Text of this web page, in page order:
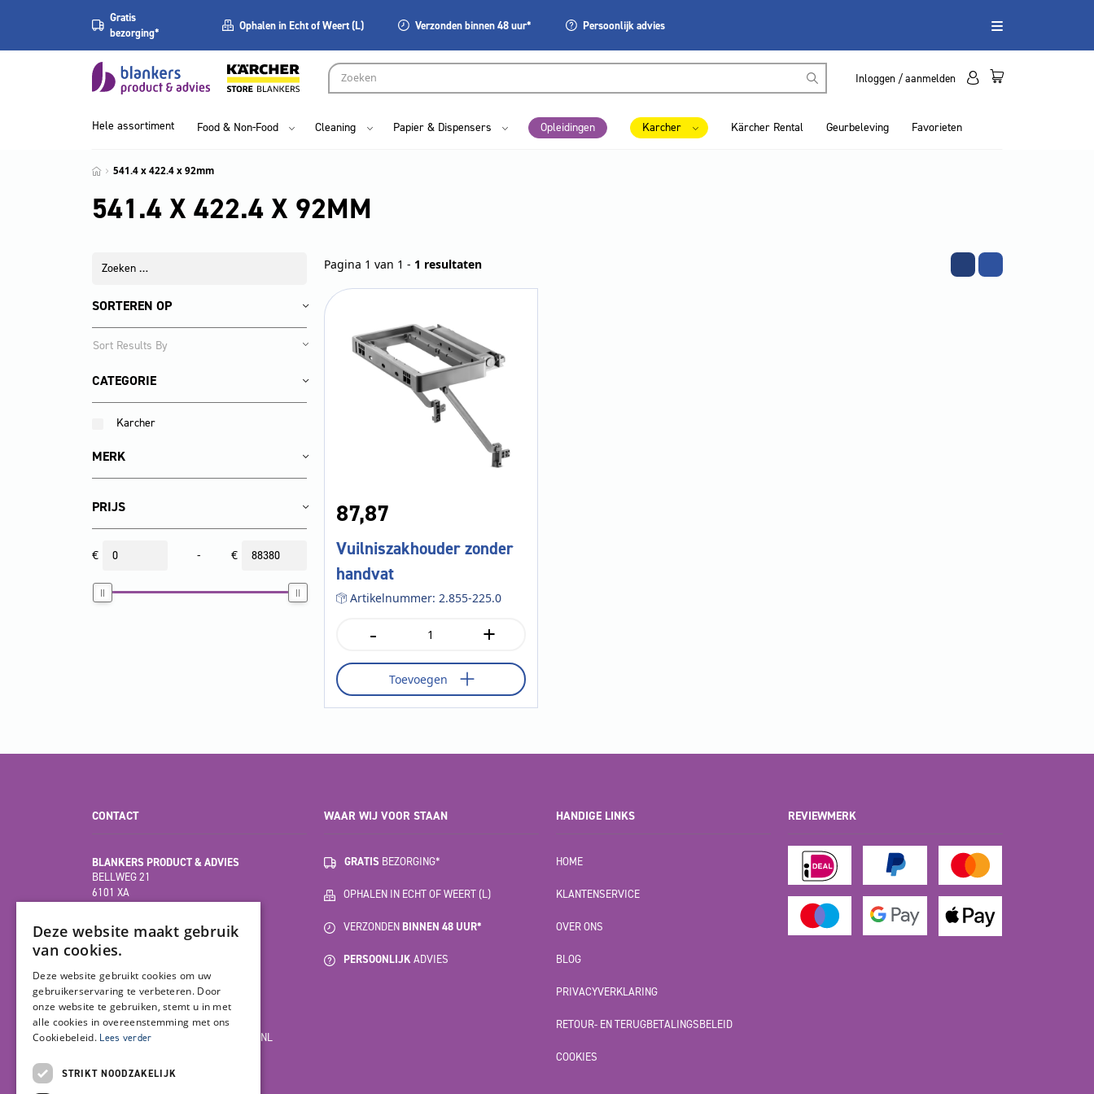
Gratis
bezorging*
Ophalen in Echt of Weert (L) Verzondenbinnen 48 uur* Persoonlijkadvies
Inloggen / aanmelden
Hele assortiment Food & Non-Food Cleaning Papier & Dispensers Opleidingen Karcher Kärcher Rental Geurbeleving Favorieten
541.4 x 422.4 x 92mm
541.4 X 422.4 X 92MM
SORTEREN OP
CATEGORIE
Karcher
MERK
PRIJS
€ €
-
Pagina 1 van 1 - 1 resultaten
87,87
Vuilniszakhouder zonder
handvat
Artikelnummer: 2.855-225.0
-
Vuilniszakhouder
handvat
+
Toevoegen
CONTACT
BLANKERS PRODUCT & ADVIES
BELLWEG 21
6101 XA
(HOOFDVESTIGING)
6004 AX
WEERT
INFO@BLANKERSPRODUCT-ADVIES.NL
WAAR WIJ VOOR STAAN
GRATIS BEZORGING*
OPHALEN IN ECHT OF WEERT (L)
VERZONDEN BINNEN 48 UUR*
PERSOONLIJKADVIES
HANDIGE LINKS
HOME
KLANTENSERVICE
OVER ONS
BLOG
PRIVACYVERKLARING
RETOUR- EN TERUGBETALINGSBELEID
COOKIES
REVIEWMERK
Deze website maakt gebruik
van cookies.
Deze website gebruikt cookies om uw
gebruikerservaring te verbeteren. Door
onze website te gebruiken, stemt u in met
alle cookies in overeenstemming met ons
Cookiebeleid. Lees verder
STRIKT NOODZAKELIJK